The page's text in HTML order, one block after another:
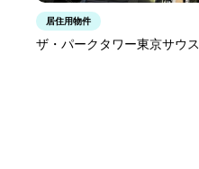
居住用物件
ザ・パークタワー東京サウス